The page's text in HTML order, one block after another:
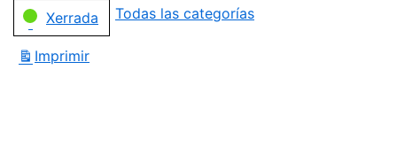
Xerrada Todas las categorías
Imprimir